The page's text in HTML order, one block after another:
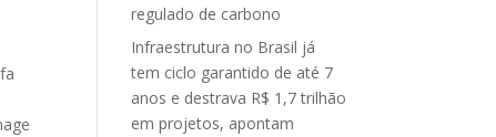
regulado de carbono
Infraestrutura no Brasil já
tem ciclo garantido de até 7
anos e destrava R$ 1,7 trilhão
em projetos, apontam